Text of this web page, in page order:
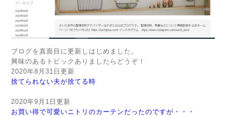
ブログを真面目に更新しはじめました。
興味のあるトピックありましたらどうぞ！
2020年8月31日更新
捨てられない夫が捨てる時
2020年9月1日更新
お買い得で可愛いニトリのカーテンだったのですが・・・